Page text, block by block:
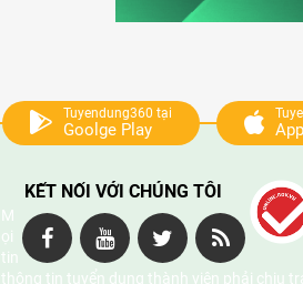
Tuyendung360 tại
Goolge Play
KẾT NỐI VỚI CHÚNG TÔI
M
ọi
tin
thông tin tuyển dụng thành viên phải chịu